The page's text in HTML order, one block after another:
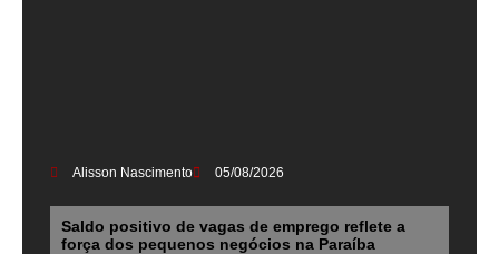
Alisson Nascimento 05/08/2026
Saldo positivo de vagas de emprego reflete a
força dos pequenos negócios na Paraíba